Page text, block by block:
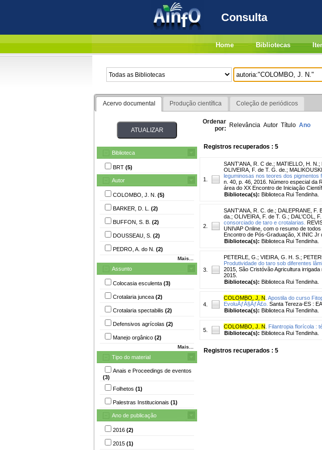
Consulta
Home Bibliotecas
Acervo documental Produção científica Coleção de periódicos
Biblioteca
BRT (5)
Autor
COLOMBO, J. N. (5)
BARKER, D. L. (2)
BUFFON, S. B. (2)
DOUSSEAU, S. (2)
PEDRO, A. do N. (2)
Mais...
Assunto
Colocasia esculenta (3)
Crotalaria juncea (2)
Crotalaria spectabilis (2)
Defensivos agrícolas (2)
Manejo orgânico (2)
Mais...
Tipo do material
Anais e Proceedings de eventos
(3)
Folhetos (1)
Palestras Institucionais (1)
Ano de publicação
2016 (2)
2015 (1)
Ordenar
por: Relevância Autor Título Ano
Registros recuperados : 5
1.
SANT'ANA, R. C de. ; MATIELLO, H. N. ;
OLIVEIRA, F. de T. G. de. ;
leguminosas nos teores dos pigmentos
n. 40, p. 46, 2016. Número especial da
área do XX Encontro de Iniciação
Biblioteca(s): Biblioteca Rui Tendinha.
2.
SANT'ANA, R. C. de. ; DALEPRANE, F.
da. ; OLIVEIRA, F. de T. G. ; DAL'COL, F.
consorciado de taro e crotalarias.
UNIVAP Online, com o resumo de
Encontro de Pós-Graduação, X INIC Jr
Biblioteca(s): Biblioteca Rui Tendinha.
3.
PETERLE, G. ; VIEIRA, G. H. S. ;
Produtividade do taro sob diferentes
2015, São Cristóvão Agricultura
2015.
Biblioteca(s): Biblioteca Rui Tendinha.
4.
COLOMBO, J. N Apostila do curso
EvoluÃƒÂ§ÃƒÂ£o. Santa Tereza-ES :
Biblioteca(s): Biblioteca Rui Tendinha.
5.
COLOMBO, J. N Filantropia florícola :
Biblioteca(s): Biblioteca Rui Tendinha.
Registros recuperados : 5